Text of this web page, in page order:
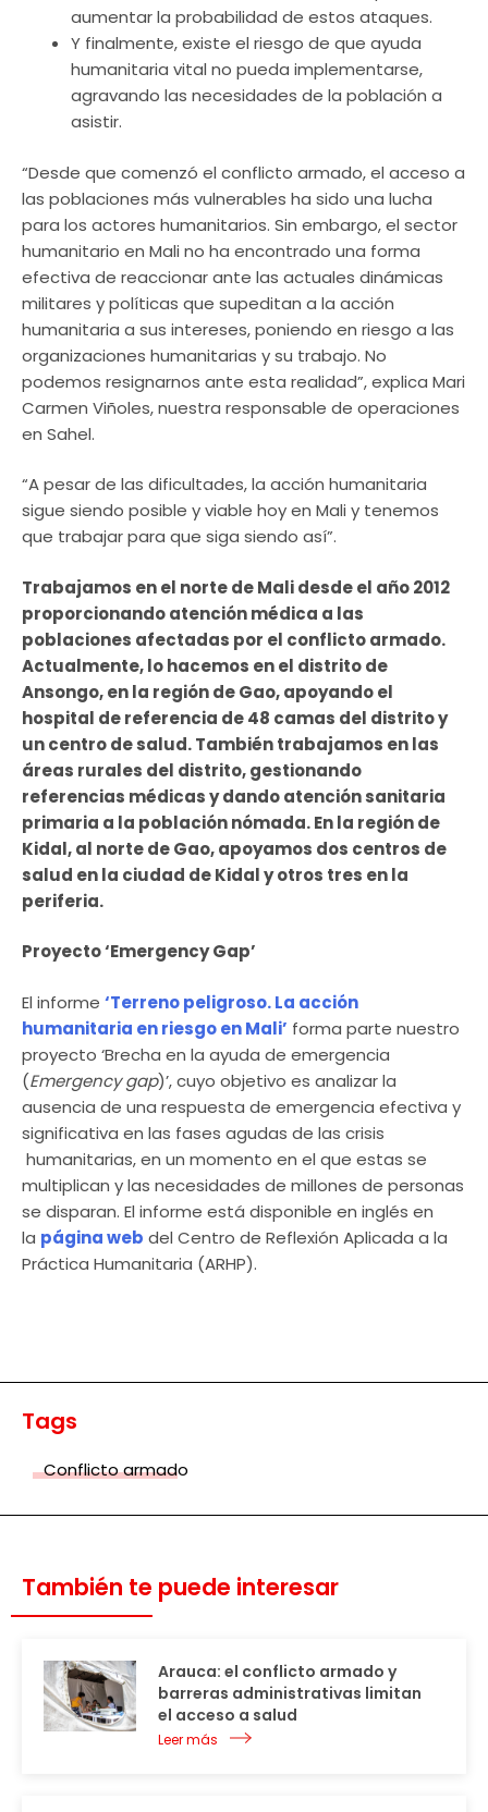
aumentar la probabilidad de estos ataques.
Y finalmente, existe el riesgo de que ayuda
humanitaria vital no pueda implementarse,
agravando las necesidades de la población a
asistir.
“Desde que comenzó el conflicto armado, el acceso a
las poblaciones más vulnerables ha sido una lucha
para los actores humanitarios. Sin embargo, el sector
humanitario en Mali no ha encontrado una forma
efectiva de reaccionar ante las actuales dinámicas
militares y políticas que supeditan a la acción
humanitaria a sus intereses, poniendo en riesgo a las
organizaciones humanitarias y su trabajo. No
podemos resignarnos ante esta realidad”, explica Mari
Carmen Viñoles, nuestra responsable de operaciones
en Sahel.
“A pesar de las dificultades, la acción humanitaria
sigue siendo posible y viable hoy en Mali y tenemos
que trabajar para que siga siendo así”.
Trabajamos en el norte de Mali desde el año 2012
proporcionando atención médica a las
poblaciones afectadas por el conflicto armado.
Actualmente, lo hacemos en el distrito de
Ansongo, en la región de Gao, apoyando el
hospital de referencia de 48 camas del distrito y
un centro de salud. También trabajamos en las
áreas rurales del distrito, gestionando
referencias médicas y dando atención sanitaria
primaria a la población nómada. En la región de
Kidal, al norte de Gao, apoyamos dos centros de
salud en la ciudad de Kidal y otros tres en la
periferia.
Proyecto ‘Emergency Gap’
El informe ‘Terreno peligroso. La acción
humanitaria en riesgo en Mali’ forma parte nuestro
proyecto ‘Brecha en la ayuda de emergencia
(Emergency gap)’, cuyo objetivo es analizar la
ausencia de una respuesta de emergencia efectiva y
significativa en las fases agudas de las crisis
humanitarias, en un momento en el que estas se
multiplican y las necesidades de millones de personas
se disparan. El informe está disponible en inglés en
la página web del Centro de Reflexión Aplicada a la
Práctica Humanitaria (ARHP).
Tags
Conflicto armado
También te puede interesar
Arauca: el conflicto armado y
barreras administrativas limitan
el acceso a salud
Leer más